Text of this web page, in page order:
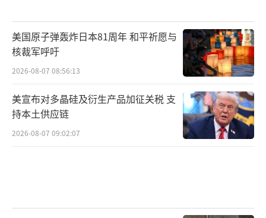
美国原子弹轰炸日本81周年 和平祈愿与
核裁军呼吁
2026-08-07 08:56:13
美宣布对多晶硅及衍生产品加征关税 支
持本土供应链
2026-08-07 09:02:07